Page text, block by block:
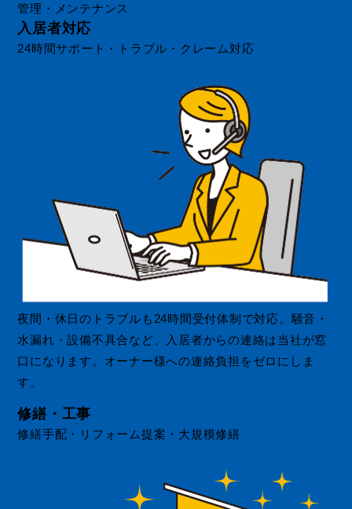
管理・メンテナンス
入居者対応
24時間サポート・トラブル・クレーム対応
夜間・休日のトラブルも24時間受付体制で対応。騒音・
水漏れ・設備不具合など、入居者からの連絡は当社が窓
口になります。オーナー様への連絡負担をゼロにしま
す。
修繕・工事
修繕手配・リフォーム提案・大規模修繕